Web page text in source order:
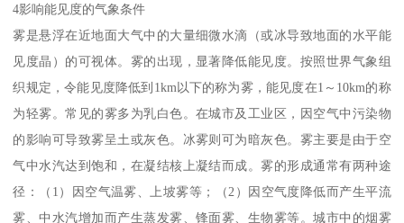
4影响能见度的气象条件
雾是悬浮在近地面大气中的大量细微水滴（或冰导致地面的水平能
见度晶）的可视体。雾的出现，显著降低能见度。按照世界气象组
织规定，令能见度降低到1km以下的称为雾，能见度在1～10km的称
为轻雾。常见的雾多为乳白色。在城市及工业区，因空气中污染物
的影响可导致雾呈土或灰色。冰雾则可为暗灰色。雾主要是由于空
气中水汽达到饱和，在凝结核上凝结而成。雾的形成通常有两种途
径：（1）因空气温雾、上坡雾等；（2）因空气度降低而产生平流
雾、中水汽增加而产生蒸发雾、锋面雾、生物雾等。城市中的烟雾